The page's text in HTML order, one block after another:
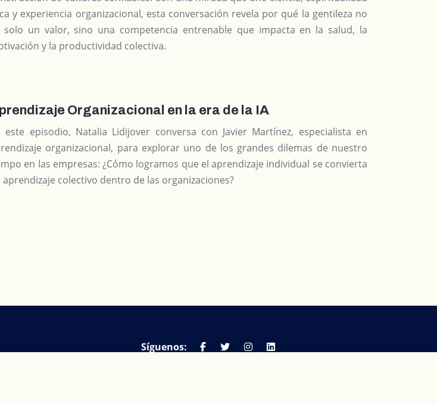
y experiencia organizacional, esta conversación revela por qué la gentileza no
solo un valor, sino una competencia entrenable que impacta en la salud, la
y la productividad colectiva.
Organizacional en la era de la IA
este episodio, Natalia Lidijover conversa con Javier Martínez, especialista en
organizacional, para explorar uno de los grandes dilemas de nuestro
en las empresas: ¿Cómo logramos que el aprendizaje individual se convierta
aprendizaje colectivo dentro de las organizaciones?
Síguenos: